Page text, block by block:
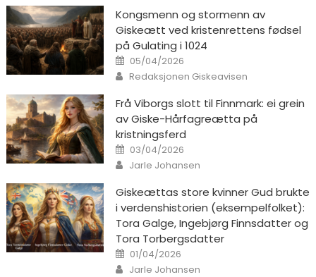
Kongsmenn og stormenn av
Giskeætt ved kristenrettens fødsel
på Gulating i 1024
Posted on
05/04/2026
Author
Redaksjonen Giskeavisen
Frå Viborgs slott til Finnmark: ei grein
av Giske-Hårfagreætta på
kristningsferd
Posted on
03/04/2026
Author
Jarle Johansen
Giskeættas store kvinner Gud brukte
i verdenshistorien (eksempelfolket):
Tora Galge, Ingebjørg Finnsdatter og
Tora Torbergsdatter
Posted on
01/04/2026
Author
Jarle Johansen